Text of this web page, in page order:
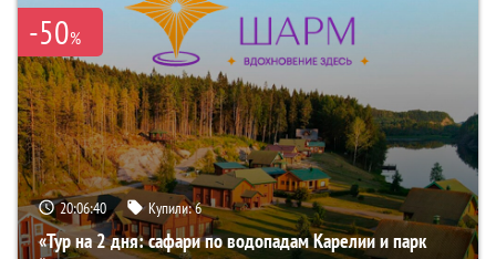
-50%
20:06:39 Купили:6
«Тур на 2 дня: сафари по водопадам Карелии и парк